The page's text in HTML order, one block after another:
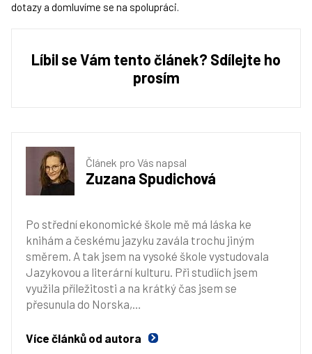
dotazy a domluvíme se na spolupráci.
Líbil se Vám tento článek? Sdílejte ho
prosím
Článek pro Vás napsal
Zuzana Spudichová
Po střední ekonomické škole mě má láska ke
knihám a českému jazyku zavála trochu jiným
směrem. A tak jsem na vysoké škole vystudovala
Jazykovou a literární kulturu. Při studiích jsem
využila příležitosti a na krátký čas jsem se
přesunula do Norska,…
Více článků od autora